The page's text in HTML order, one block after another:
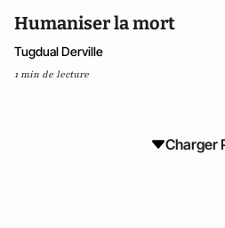
Humaniser la mort
Tugdual Derville
1 min de lecture
Charger